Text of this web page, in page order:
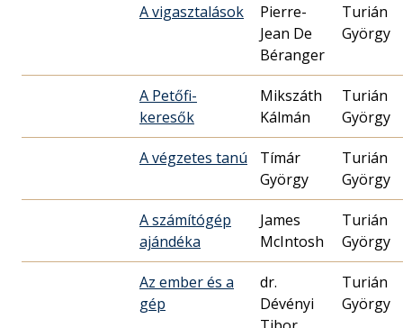
A vigasztalások
Pierre-
Jean De
Béranger
Turián
György
A Petőfi-
keresők
Mikszáth
Kálmán
Turián
György
A végzetes tanú
Tímár
György
Turián
György
A számítógép
ajándéka
James
McIntosh
Turián
György
Az ember és a
gép
dr.
Dévényi
Turián
György